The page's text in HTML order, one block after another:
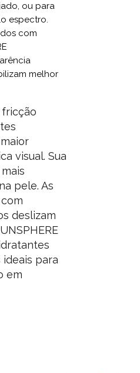
ou para
espectro.
com
melhor
fricção
visual. Sua
pele. As
deslizam
para
em